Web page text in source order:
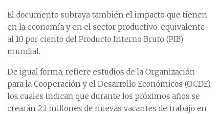
El documento subraya también el impacto que tienen
en la economía y en el sector productivo, equivalente
al 10 por ciento del Producto Interno Bruto (PIB)
mundial.
De igual forma, refiere estudios de la Organización
para la Cooperación y el Desarrollo Económicos (OCDE),
los cuales indican que durante los próximos años se
crearán 2.1 millones de nuevas vacantes de trabajo en